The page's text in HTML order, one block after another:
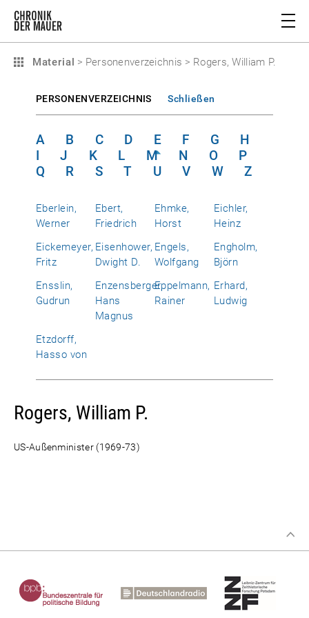
Material > Personenverzeichnis > Rogers, William P.
PERSONENVERZEICHNIS Schließen
A B C D E F G
H
I
J K L M N O
P
Q
R S T U V W Z
Eberlein,
Werner
Ebert,
Friedrich
Ehmke,
Horst
Eichler,
Heinz
Eickemeyer,
Fritz
Eisenhower,
Dwight D.
Engels,
Wolfgang
Engholm,
Björn
Ensslin,
Gudrun
Enzensberger,
Hans
Magnus
Eppelmann,
Rainer
Erhard,
Ludwig
Etzdorff,
Hasso von
Rogers, William P.
US-Außenminister (1969-73)